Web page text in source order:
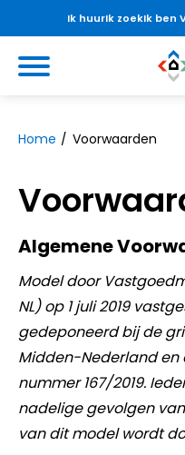
Naar hoofdinhoud
Naar hoofdnavigatiemenu
Naar zoeken
Ga naar Hoofd
Ik huurIk zoekIk ben
Home Voorwaarden
Algemene
Model door
NL) op 1 juli 2019
gedeponeerd bij de
Midden-Nederland
nummer 167/2019.
nadelige gevolgen
van dit model wordt